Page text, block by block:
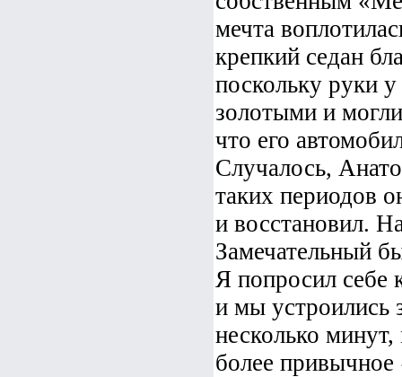
мечта
крепкий седан
поскольку руки
золотыми и
что его
Случалось,
таких периодов
и восстановил.
Замечательный
Я попросил себе
и мы устроились
несколько
более